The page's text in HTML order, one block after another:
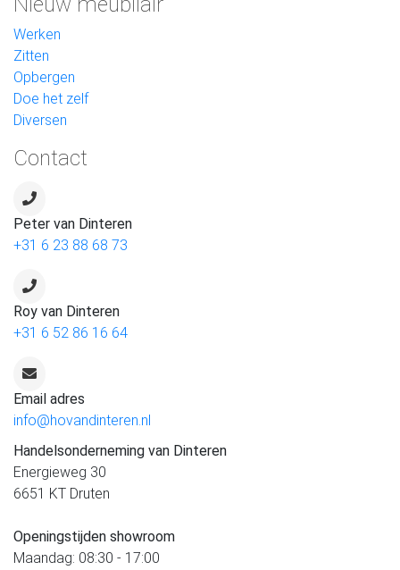
Werken
Zitten
Opbergen
Doe het zelf
Diversen
Contact
Peter van Dinteren
+31 6 23 88 68 73
Roy van Dinteren
+31 6 52 86 16 64
Email adres
info@hovandinteren.nl
Handelsonderneming van Dinteren
Energieweg 30
6651 KT Druten
Openingstijden showroom
Maandag: 08:30 - 17:00